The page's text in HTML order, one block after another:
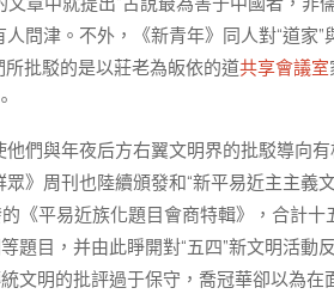
問津。不外，《新青年》同人對“道家
批駁的是以莊老為皈依的道共享會議室
們與年夜后方右翼文明界的批駁導向
》周刊也陸續頒發和“新平易近主主義
《平易近族化題目會商特輯》，合計
題目，并由此睜開對“五四”新文明活
文明的批評過于保守，喬冠華卻以為